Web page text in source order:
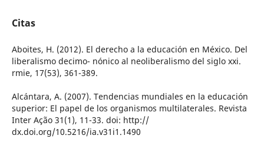
Citas
Aboites, H. (2012). El derecho a la educación en México. Del
liberalismo decimo- nónico al neoliberalismo del siglo xxi.
rmie, 17(53), 361-389.
Alcántara, A. (2007). Tendencias mundiales en la educación
superior: El papel de los organismos multilaterales. Revista
Inter Ação 31(1), 11-33. doi: http://
dx.doi.org/10.5216/ia.v31i1.1490